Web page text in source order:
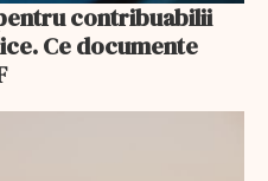
contribuabilii
Ce documente